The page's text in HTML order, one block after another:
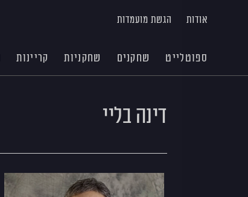
אודות הגשת מועמדות
ספוטלייט שחקנים שחקניות קריינות
דינה בליי